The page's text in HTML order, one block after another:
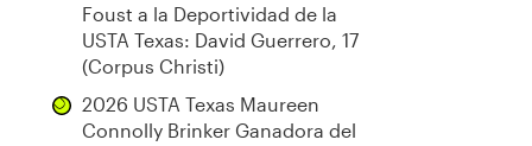
Foust a la Deportividad de la
USTA Texas: David Guerrero, 17
(Corpus Christi)
2026 USTA Texas Maureen
Connolly Brinker Ganadora del